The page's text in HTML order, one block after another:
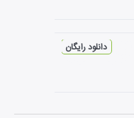
دانلود رایگان